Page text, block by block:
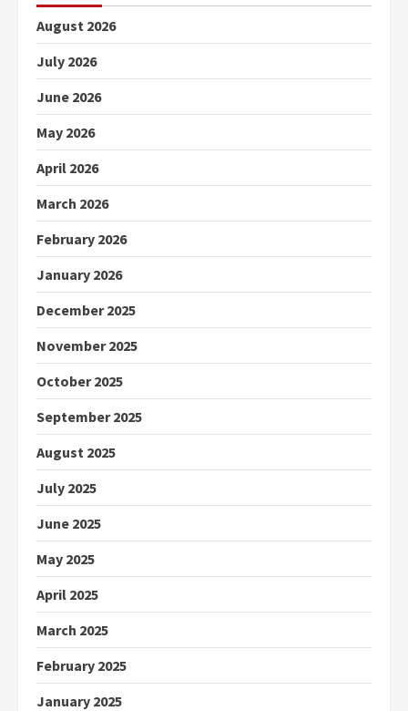
August 2026
July 2026
June 2026
May 2026
April 2026
March 2026
February 2026
January 2026
December 2025
November 2025
October 2025
September 2025
August 2025
July 2025
June 2025
May 2025
April 2025
March 2025
February 2025
January 2025